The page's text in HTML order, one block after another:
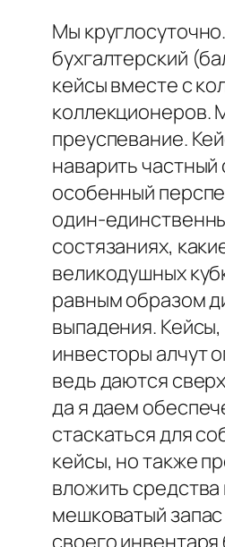
Мы
бухгалтерский
кейсы вместе с
коллекционеров.
преуспевание.
наварить
особенный
один-
состязаниях,
великодушных
равным образом
выпадения.
инвесторы алчут
ведь даются
да я даем
стаскаться для
кейсы, но также
вложить
мешковатый